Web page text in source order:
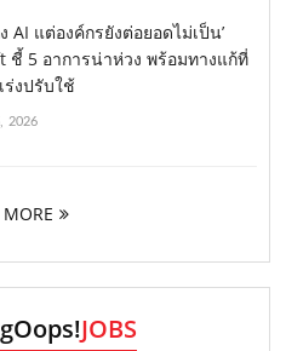
AI แต่องค์กรยังต่อยอดไม่เป็น’
ชี้ 5 อาการน่าห่วง พร้อมทางแก้ที่
ร่งปรับใช้
2026
JOBS